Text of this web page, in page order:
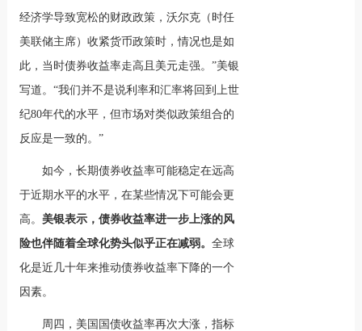
经济学导致宽松的财政政策，沃尔克（时任
美联储主席）收紧货币政策时，情况也是如
此，当时债券收益率走高且美元走强。”美银
写道。“我们并不是说利率和汇率将回到上世
纪80年代的水平，但市场对类似政策组合的
反应是一致的。”
如今，长期债券收益率可能稳定在远高
于近期水平的水平，在某些情况下可能会更
高。美银表示，债券收益率进一步上涨的风
险也伴随着全球化势头似乎正在减弱。全球
化是近几十年来推动债券收益率下降的一个
因素。
周四，美国国债收益率再次大涨，指标